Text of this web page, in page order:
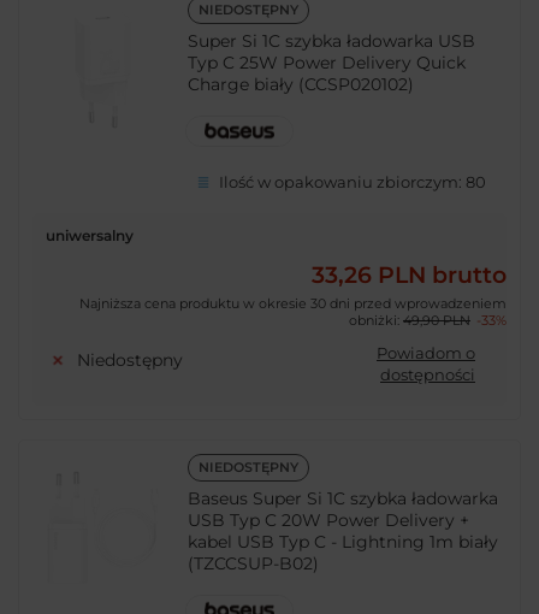
NIEDOSTĘPNY
Super Si 1C szybka ładowarka USB
Typ C 25W Power Delivery Quick
Charge biały (CCSP020102)
Ilość w opakowaniu zbiorczym: 80
uniwersalny
33,26 PLN brutto
Najniższa cena produktu w okresie 30 dni przed wprowadzeniem
obniżki: 49,90 PLN -33%
Niedostępny
Powiadom o
dostępności
NIEDOSTĘPNY
Baseus Super Si 1C szybka ładowarka
USB Typ C 20W Power Delivery +
kabel USB Typ C - Lightning 1m biały
(TZCCSUP-B02)